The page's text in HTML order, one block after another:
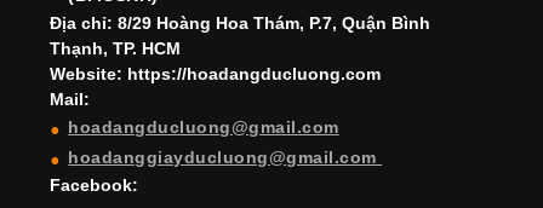
h
Địa chỉ: 8/29 Hoàng Hoa Thám, P.7, Quận Bình
Thạnh, TP. HCM
Website: https://hoadangducluong.com
Mail:
hoadangducluong@gmail.com
hoadanggiayducluong@gmail.com
Facebook: